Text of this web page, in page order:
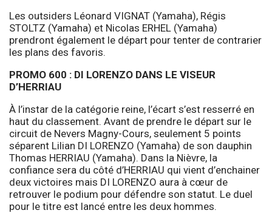
Les outsiders Léonard VIGNAT (Yamaha), Régis
STOLTZ (Yamaha) et Nicolas ERHEL (Yamaha)
prendront également le départ pour tenter de contrarier
les plans des favoris.
PROMO 600 : DI LORENZO DANS LE VISEUR
D’HERRIAU
À l’instar de la catégorie reine, l’écart s’est resserré en
haut du classement. Avant de prendre le départ sur le
circuit de Nevers Magny-Cours, seulement 5 points
séparent Lilian DI LORENZO (Yamaha) de son dauphin
Thomas HERRIAU (Yamaha). Dans la Nièvre, la
confiance sera du côté d’HERRIAU qui vient d’enchainer
deux victoires mais DI LORENZO aura à cœur de
retrouver le podium pour défendre son statut. Le duel
pour le titre est lancé entre les deux hommes.